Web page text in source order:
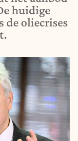
huidige
de oliecrises